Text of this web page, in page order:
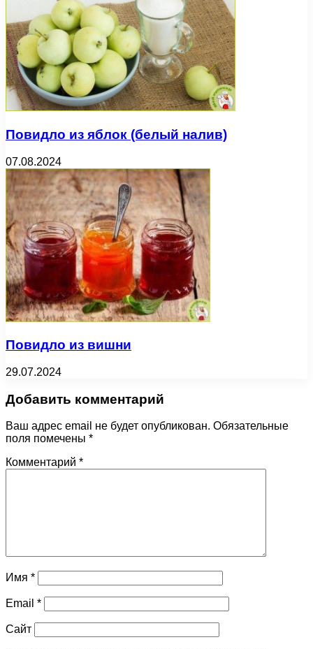
Повидло из яблок (белый налив)
07.08.2024
Повидло из вишни
29.07.2024
Добавить комментарий
Ваш адрес email не будет опубликован. Обязательные
поля помечены *
Комментарий *
Имя *
Email *
Сайт